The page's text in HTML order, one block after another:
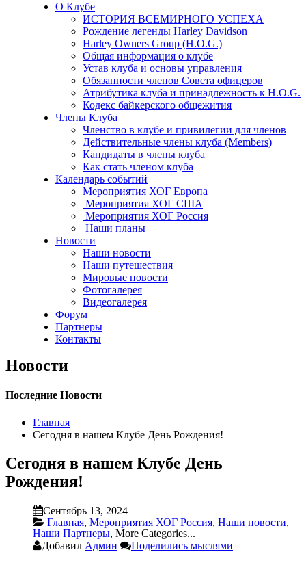
О Клубе
ИСТОРИЯ ВСЕМИРНОГО УСПЕХА
Рождение легенды Harley Davidson
Harley Owners Group (H.O.G.)
Общая информация о клубе
Устав клуба и основы управления
Обязанности членов Совета офицеров
Атрибутика клуба и принадлежность к H.O.G.
Кодекс байкерского общежития
Члены Клуба
Членство в клубе и привилегии для членов
Действительные члены клуба (Members)
Кандидаты в члены клуба
Как стать членом клуба
Календарь событий
Мероприятия ХОГ Европа
Мероприятия ХОГ США
Мероприятия ХОГ Россия
Наши планы
Новости
Наши новости
Наши путешествия
Мировые новости
Фотогалерея
Видеогалерея
Форум
Партнеры
Контакты
Новости
Последние Новости
Главная
Сегодня в нашем Клубе День Рождения!
Сегодня в нашем Клубе День
Рождения!
Сентябрь 13, 2024
Главная, Мероприятия ХОГ Россия, Наши новости,
Наши Партнеры, More Categories...
Добавил Админ
Поделились мыслями